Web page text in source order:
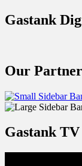
Gastank
Our Partner
Gastank TV